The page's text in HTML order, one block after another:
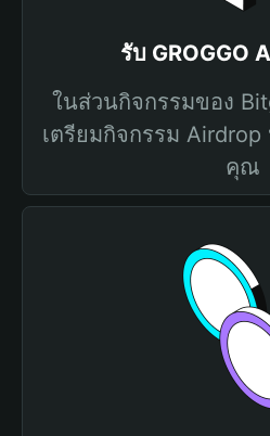
รับ GROGGO
ในส่วนกิจกรรมของ
เตรียมกิจกรรม Airdrop
คุณ